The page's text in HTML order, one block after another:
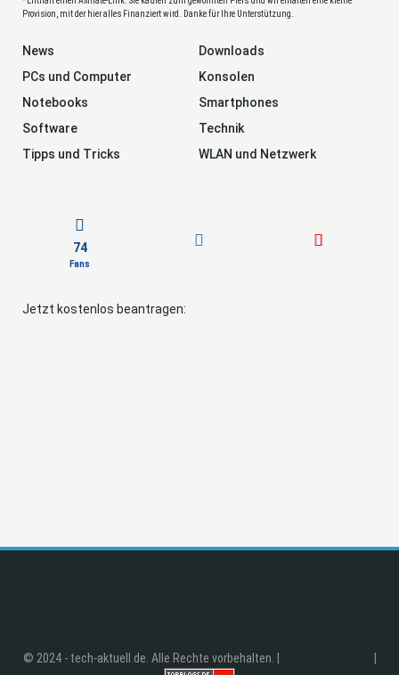
Provision, mit der hier alles Finanziert wird. Danke für Ihre Unterstützung.
News
Downloads
PCs und Computer
Konsolen
Notebooks
Smartphones
Software
Technik
Tipps und Tricks
WLAN und Netzwerk
74
Fans
Jetzt kostenlos beantragen:
© 2024 - tech-aktuell.de. Alle Rechte vorbehalten. |